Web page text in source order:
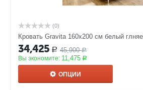
(0)
Кровать Gravita 160x200 см белый
34,425 Р 45,900 Р
Вы экономите: 11,475 Р
ОПЦИИ